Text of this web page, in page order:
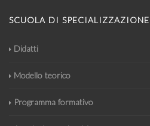
SCUOLA DI SPECIALIZZAZIONE
Didatti
Modello teorico
Programma formativo